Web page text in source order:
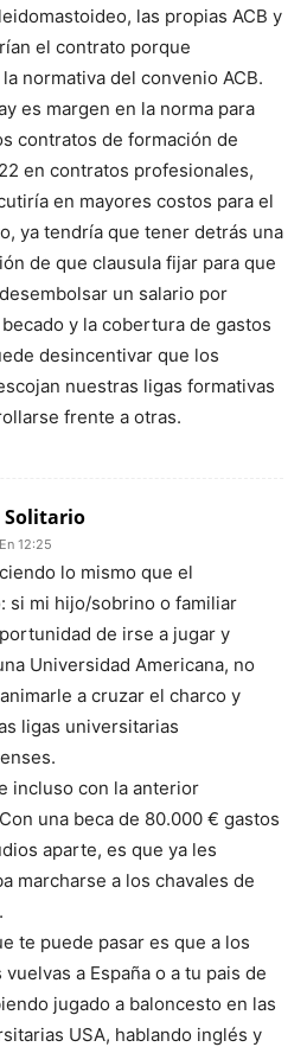
las propias ACB y
el contrato porque
normativa del convenio ACB.
es margen en la norma para
contratos de formación de
en contratos profesionales,
en mayores costos para el
ya tendría que tener detrás una
de que clausula fijar para que
un salario por
y la cobertura de gastos
desincentivar que los
nuestras ligas formativas
frente a otras.
Solitario
12:25
lo mismo que el
si mi hijo/sobrino o familiar
de irse a jugar y
Universidad Americana, no
a cruzar el charco y
ligas universitarias
incluso con la anterior
una beca de 80.000 € gastos
aparte, es que ya les
marcharse a los chavales de
te puede pasar es que a los
a España o a tu pais de
jugado a baloncesto en las
USA, hablando inglés y